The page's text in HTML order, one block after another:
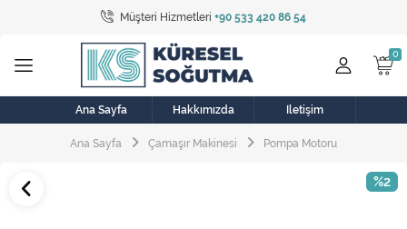
Müşteri Hizmetleri +90 533 420 86 54
Tüm Kategoriler
Bulaşık Makinesi
Buzdolabı
Çamaşır Kurutma Makinesi
Ana Sayfa Hakkımızda İletişim
Ana Sayfa Çamaşır Makinesi Pompa Motoru
%2